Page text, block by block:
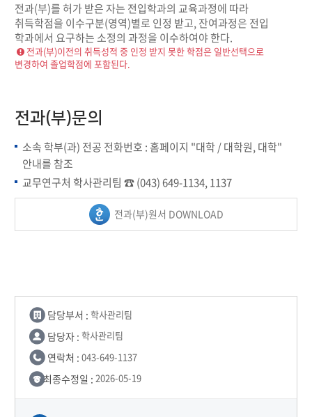
전과(부)를 허가 받은 자는 전입학과의 교육과정에 따라
취득학점을 이수구분(영역)별로 인정 받고, 잔여과정은 전입
학과에서 요구하는 소정의 과정을 이수하여야 한다.
전과(부)이전의 취득성적 중 인정 받지 못한 학점은 일반선택으로
변경하여 졸업학점에 포함된다.
전과(부)문의
소속 학부(과) 전공 전화번호 : 홈페이지 "대학 / 대학원, 대학"
안내를 참조
교무연구처 학사관리팀 ☎ (043) 649-1134, 1137
전과(부)원서 DOWNLOAD
담당부서 : 학사관리팀
담당자 : 학사관리팀
연락처 : 043-649-1137
최종수정일 : 2026-05-19